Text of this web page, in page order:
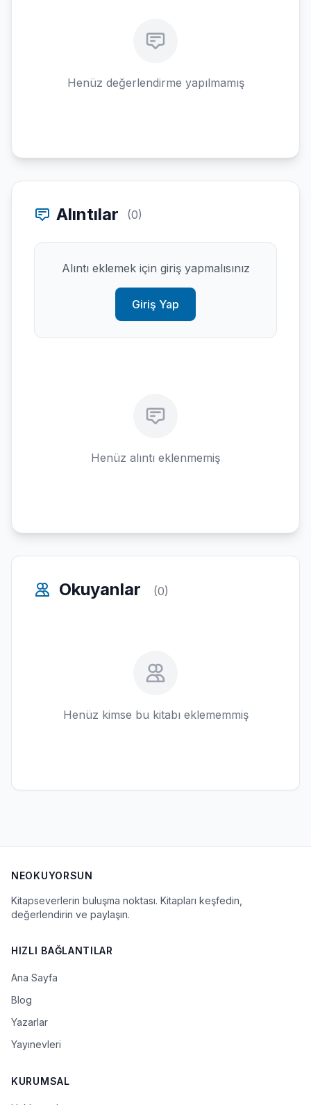
Henüz değerlendirme yapılmamış
Alıntılar (0)
Alıntı eklemek için giriş yapmalısınız
Giriş Yap
Henüz alıntı eklenmemiş
Okuyanlar (0)
Henüz kimse bu kitabı eklememmiş
NEOKUYORSUN
Kitapseverlerin buluşma noktası. Kitapları keşfedin,
değerlendirin ve paylaşın.
HIZLI BAĞLANTILAR
Ana Sayfa
Blog
Yazarlar
Yayınevleri
KURUMSAL